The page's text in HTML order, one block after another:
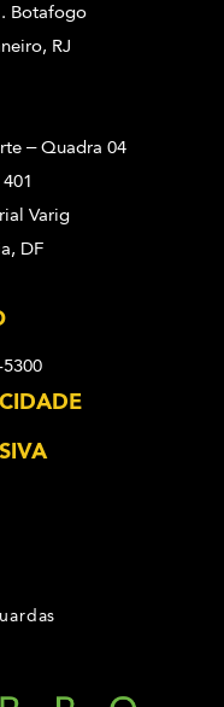
. Botafogo
RJ
– Quadra 04
Varig
DF